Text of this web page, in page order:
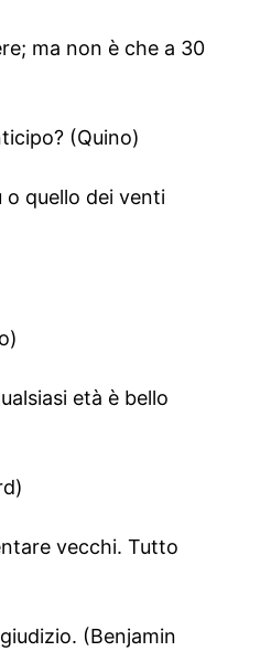
ma non è che a 30
(Quino)
o quello dei venti
età è bello
vecchi. Tutto
(Benjamin